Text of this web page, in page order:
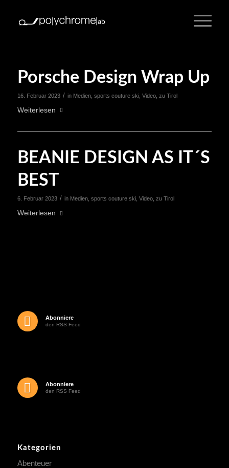
Porsche Design Wrap Up
16. Februar 2023 / in Medien, sports couture ski, Video, zu Tirol
Weiterlesen
BEANIE DESIGN AS IT´S
BEST
6. Februar 2023 / in Medien, sports couture ski, Video, zu Tirol
Weiterlesen
Abonniere
den RSS Feed
Abonniere
den RSS Feed
Kategorien
Abenteuer